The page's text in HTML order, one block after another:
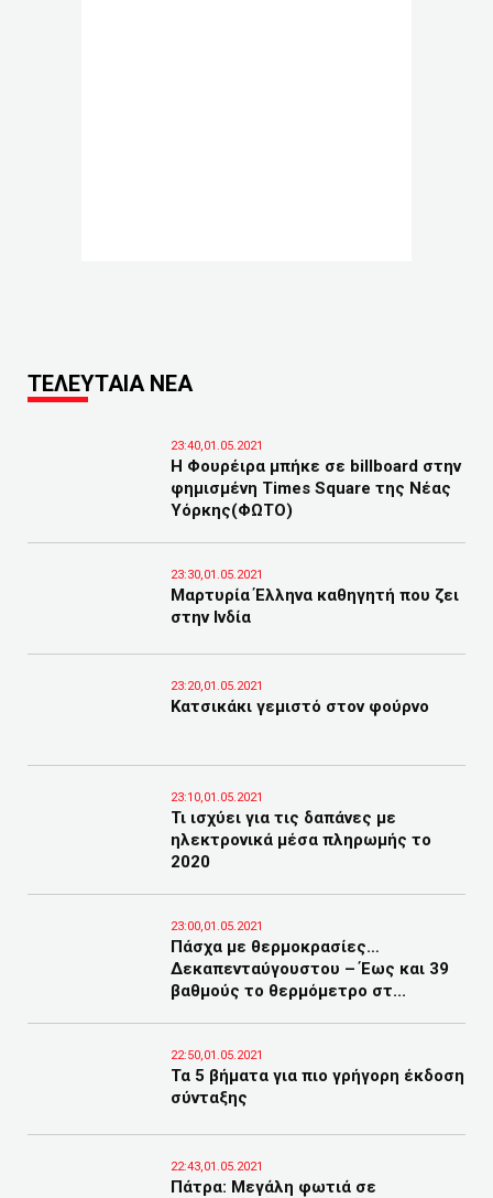
ΤΕΛΕΥΤΑΙΑ ΝΕΑ
23:40,01.05.2021
Η Φουρέιρα μπήκε σε billboard στην
φημισμένη Times Square της Νέας
Υόρκης(ΦΩΤΟ)
23:30,01.05.2021
Μαρτυρία Έλληνα καθηγητή που ζει
στην Ινδία
23:20,01.05.2021
Κατσικάκι γεμιστό στον φούρνο
23:10,01.05.2021
Τι ισχύει για τις δαπάνες με
ηλεκτρονικά μέσα πληρωμής το
2020
23:00,01.05.2021
Πάσχα με θερμοκρασίες…
Δεκαπενταύγουστου – Έως και 39
βαθμούς το θερμόμετρο στ...
22:50,01.05.2021
Τα 5 βήματα για πιο γρήγορη έκδοση
σύνταξης
22:43,01.05.2021
Πάτρα: Μεγάλη φωτιά σε